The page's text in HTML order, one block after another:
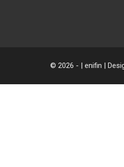
© 2026 - | enifin |